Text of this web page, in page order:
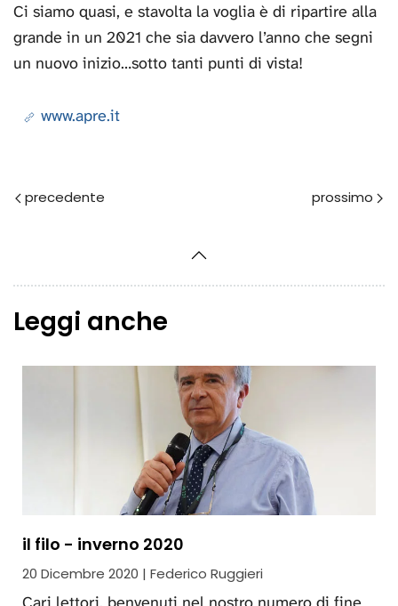
Ci siamo quasi, e stavolta la voglia è di ripartire alla
grande in un 2021 che sia davvero l’anno che segni
un nuovo inizio…sotto tanti punti di vista!
www.apre.it
Leggi anche
il filo - inverno 2020
20 Dicembre 2020 | Federico Ruggieri